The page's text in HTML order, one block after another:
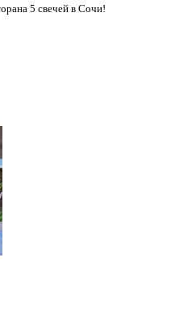
5 свечей в Сочи!